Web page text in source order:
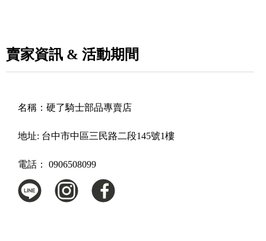
賣家資訊 & 活動期間
名稱： 硬了騎士部品專賣店
地址: 台中市中區三民路二段145號1樓
電話： 0906508099